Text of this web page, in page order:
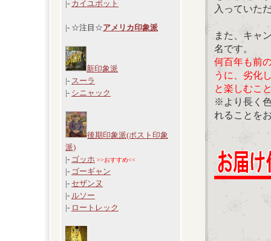
|- カイユボット
|- ☆注目☆アメリカ印象派
新印象派
|- スーラ
|- シニャック
後期印象派(ポスト印象
派)
|- ゴッホ >>おすすめ<<
|- ゴーギャン
|- セザンヌ
|- ルソー
|- ロートレック
入っていた
また、キャ
名です。
何百年も前
うに、劣化
と楽しむこ
※より長く
れることを